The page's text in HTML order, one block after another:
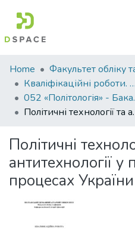
Communities
&
Collections
Statistics
Home
Кваліфікаційні роботи. Факультет обліку та фінансів
052
Політичні
Політичні
антитехнології у
процесах України